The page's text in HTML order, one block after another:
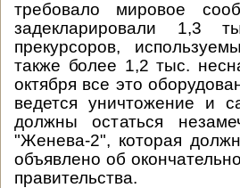
требовало мировое
задекларировали 1,3
прекурсоров,
также более 1,2 тыс.
октября все это
ведется уничтожение и
должны остаться
"Женева-2", которая
объявлено об
правительства.